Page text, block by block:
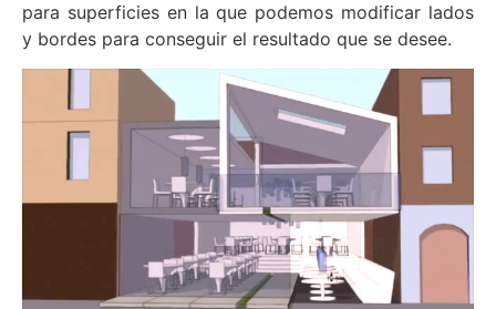
para superficies en la que podemos modificar lados
y bordes para conseguir el resultado que se desee.